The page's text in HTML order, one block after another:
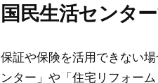
国民生活センタ
保証や保険を活用できない
ンター」や「住宅リフォー